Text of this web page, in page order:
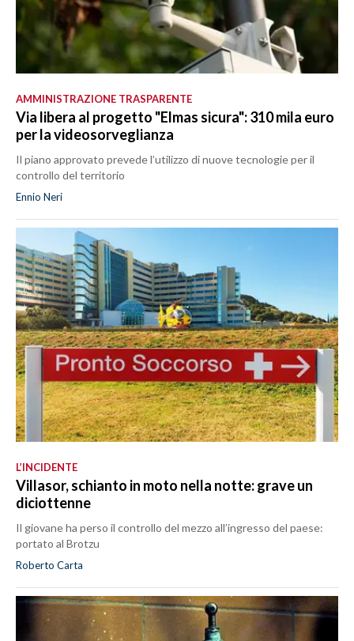
AMMINISTRAZIONE TRASPARENTE
Via libera al progetto "Elmas sicura": 310 mila euro
per la videosorveglianza
Il piano approvato prevede l’utilizzo di nuove tecnologie per il
controllo del territorio
Ennio Neri
L’INCIDENTE
Villasor, schianto in moto nella notte: grave un
diciottenne
Il giovane ha perso il controllo del mezzo all’ingresso del paese:
portato al Brotzu
Roberto Carta